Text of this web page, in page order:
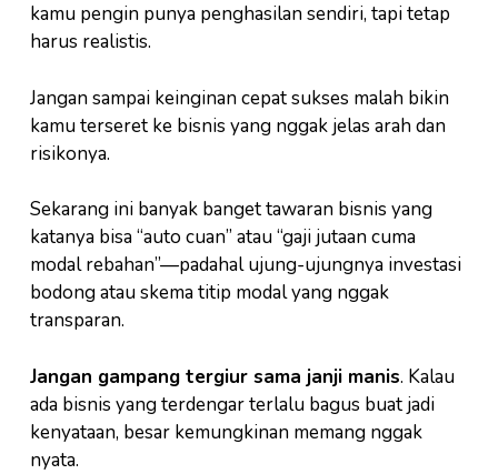
kamu pengin punya penghasilan sendiri, tapi tetap
harus realistis.
Jangan sampai keinginan cepat sukses malah bikin
kamu terseret ke bisnis yang nggak jelas arah dan
risikonya.
Sekarang ini banyak banget tawaran bisnis yang
katanya bisa “auto cuan” atau “gaji jutaan cuma
modal rebahan”—padahal ujung-ujungnya investasi
bodong atau skema titip modal yang nggak
transparan.
Jangan gampang tergiur sama janji manis. Kalau
ada bisnis yang terdengar terlalu bagus buat jadi
kenyataan, besar kemungkinan memang nggak
nyata.